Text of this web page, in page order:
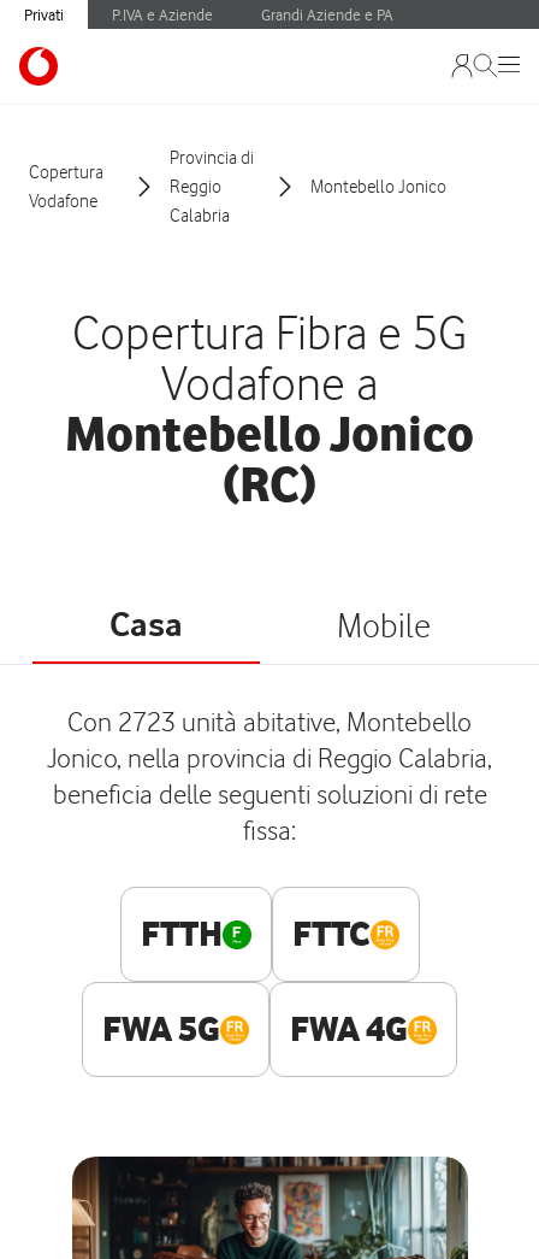
Privati P.IVA e Aziende Grandi Aziende e PA
Copertura
Vodafone
Provincia di
Reggio
Calabria
Montebello Jonico
Copertura Fibra e 5G
Vodafone a
Montebello Jonico
(RC)
Casa Mobile
Con 2723 unità abitative, Montebello
Jonico, nella provincia di Reggio Calabria,
beneficia delle seguenti soluzioni di rete
fissa:
FTTH FTTC
FWA 5G FWA 4G